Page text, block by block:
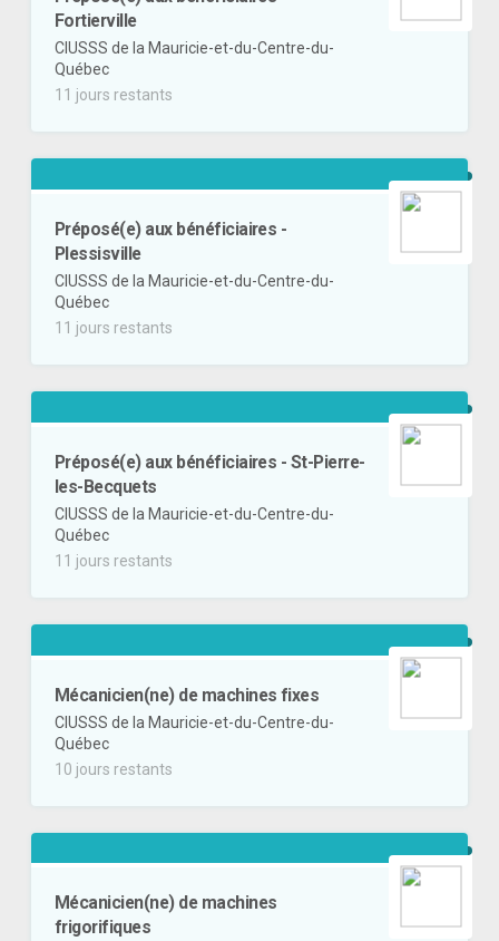
Fortierville
CIUSSS de la Mauricie-et-du-Centre-du-
Québec
11 jours restants
Préposé(e) aux bénéficiaires -
Plessisville
CIUSSS de la Mauricie-et-du-Centre-du-
Québec
11 jours restants
Préposé(e) aux bénéficiaires - St-Pierre-
les-Becquets
CIUSSS de la Mauricie-et-du-Centre-du-
Québec
11 jours restants
Mécanicien(ne) de machines fixes
CIUSSS de la Mauricie-et-du-Centre-du-
Québec
10 jours restants
Mécanicien(ne) de machines
frigorifiques